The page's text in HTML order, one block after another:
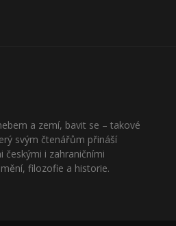
a zemí, bavit se – takové
svým čtenářům přináší
českými i zahraničními
filozofie a historie.